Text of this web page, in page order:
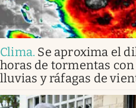
Clima. Se aproxima el
horas de tormentas
lluvias y ráfagas de